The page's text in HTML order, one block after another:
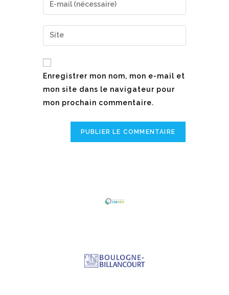
Enregistrer mon nom, mon e-mail et
mon site dans le navigateur pour
mon prochain commentaire.